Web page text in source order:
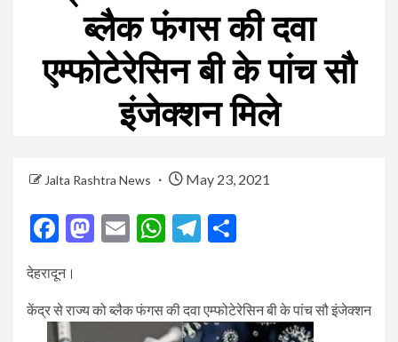
ब्लैक फंगस की दवा
एम्फोटेरेसिन बी के पांच सौ
इंजेक्शन मिले
Jalta Rashtra News May 23, 2021
Facebook
Mastodon
EmailWhatsApp
Telegram
देहरादून।
केंद्र से राज्य को ब्लैक फंगस की दवा एम्फोटेरेसिन बी के पांच सौ इंजेक्शन